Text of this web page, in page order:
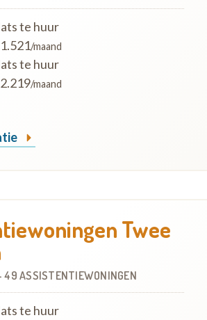
te huur
/maand
te huur
/maand
Twee
49 ASSISTENTIEWONINGEN
te huur